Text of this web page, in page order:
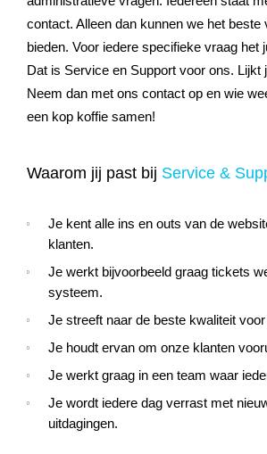
contact. Alleen dan kunnen we het beste
bieden. Voor iedere specifieke vraag het
Dat is Service en Support voor ons. Lijkt
Neem dan met ons contact op en wie
een kop koffie samen!
Waarom jij past bij Service &
Je kent alle ins en outs van de
klanten.
Je werkt bijvoorbeeld graag tickets
systeem.
Je streeft naar de beste kwaliteit
Je houdt ervan om onze klanten
Je werkt graag in een team waar
Je wordt iedere dag verrast met
uitdagingen.